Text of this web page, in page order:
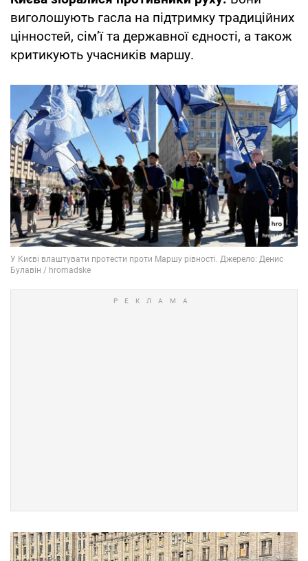
виголошують гасла на підтримку традиційних
цінностей, сім’ї та державної єдності, а також
критикують учасників маршу.